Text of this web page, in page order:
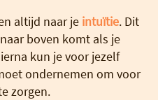
altijd naar je intuïtie. Dit
boven komt als je
kun je voor jezelf
ondernemen om voor
zorgen.